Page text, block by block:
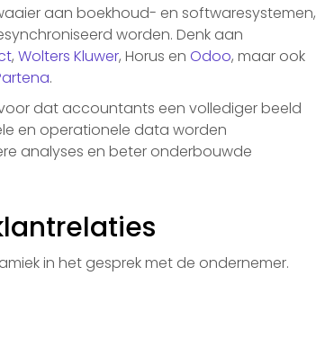
aan boekhoud- en softwaresystemen,
worden. Denk aan
, Wolters Kluwer, Horus en Odoo, maar ook
.
dat accountants een vollediger beeld
en operationele data worden
analyses en beter onderbouwde
in het gesprek met de ondernemer.